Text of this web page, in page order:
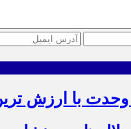
وحدت با ارزش